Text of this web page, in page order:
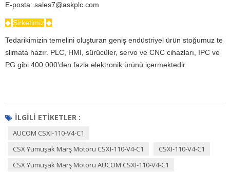
E-posta: sales7@askplc.com
◆ Şirketimiz ◆
Tedarikimizin temelini oluşturan geniş endüstriyel ürün stoğumuz te
slimata hazır. PLC, HMI, sürücüler, servo ve CNC cihazları, IPC ve
PG gibi 400.000'den fazla elektronik ürünü içermektedir.
İLGILI ETIKETLER :
AUCOM CSXI-110-V4-C1
CSX Yumuşak Marş Motoru CSXI-110-V4-C1
CSXI-110-V4-C1
CSX Yumuşak Marş Motoru AUCOM CSXI-110-V4-C1